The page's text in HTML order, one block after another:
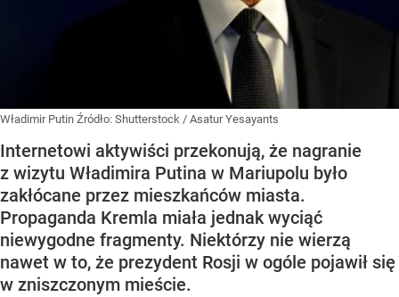
Władimir Putin Źródło: Shutterstock / Asatur Yesayants
Internetowi aktywiści przekonują, że nagranie
z wizytu Władimira Putina w Mariupolu było
zakłócane przez mieszkańców miasta.
Propaganda Kremla miała jednak wyciąć
niewygodne fragmenty. Niektórzy nie wierzą
nawet w to, że prezydent Rosji w ogóle pojawił się
w zniszczonym mieście.